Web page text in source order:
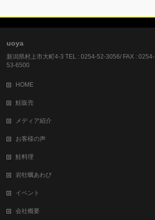
uoya
新潟県村上市大町4-3 TEL : 0254-52-3056/ FAX : 0254-
53-6500
HOME
鮭販売
メディア紹介
お客様の声
鮭料理
岩牡蠣あわび
イベント
会社概要